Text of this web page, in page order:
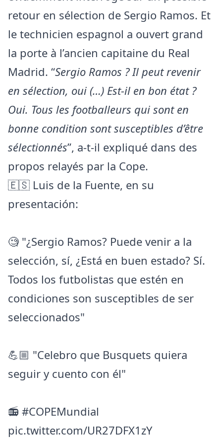
retour en sélection de Sergio Ramos. Et
le technicien espagnol a ouvert grand
la porte à l’ancien capitaine du Real
Madrid. “Sergio Ramos ? Il peut revenir
en sélection, oui (…) Est-il en bon état ?
Oui. Tous les footballeurs qui sont en
bonne condition sont susceptibles d’être
sélectionnés”, a-t-il expliqué dans des
propos relayés par la Cope.
🇪🇸 Luis de la Fuente, en su
presentación:
🧐 "¿Sergio Ramos? Puede venir a la
selección, sí, ¿Está en buen estado? Sí.
Todos los futbolistas que estén en
condiciones son susceptibles de ser
seleccionados"
💪🏼 "Celebro que Busquets quiera
seguir y cuento con él"
📻 #COPEMundial
pic.twitter.com/UR27DFX1zY